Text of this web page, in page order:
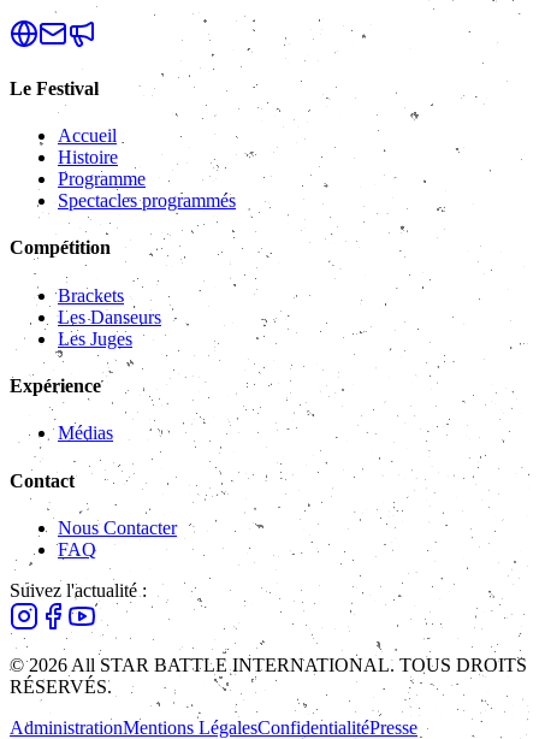
Le Festival
Accueil
Histoire
Programme
Spectacles programmés
Compétition
Brackets
Les Danseurs
Les Juges
Expérience
Médias
Contact
Nous Contacter
FAQ
Suivez l'actualité :
© 2026 All STAR BATTLE INTERNATIONAL. TOUS DROITS
RÉSERVÉS.
AdministrationMentions LégalesConfidentialitéPresse